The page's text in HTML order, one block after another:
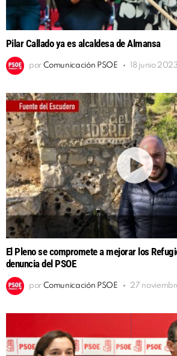
Pilar Callado ya es alcaldesa de Almansa
por Comunicación PSOE 18 junio
El Pleno se compromete a mejorar los
denuncia del PSOE
por Comunicación PSOE 27